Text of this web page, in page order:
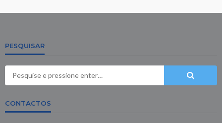
PESQUISAR
CONTACTOS